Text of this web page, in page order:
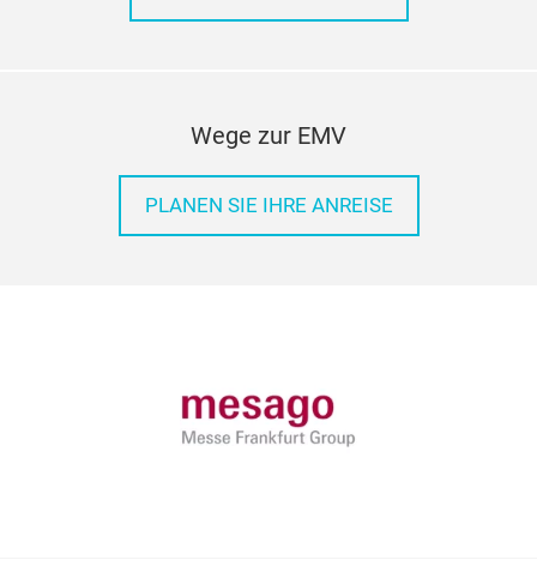
Wege zur EMV
PLANEN SIE IHRE ANREISE